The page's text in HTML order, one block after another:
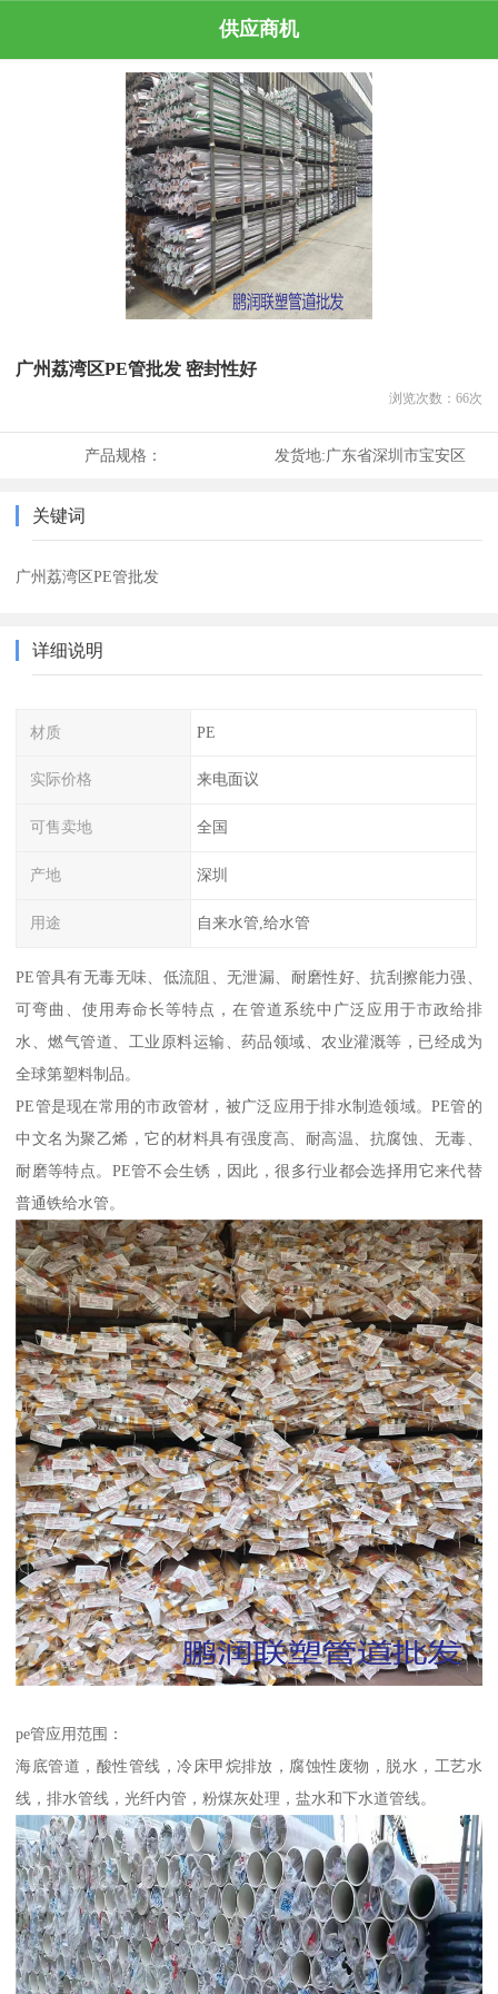
供应商机
广州荔湾区PE管批发 密封性好
浏览次数： 66次
产品规格： 发货地:广东省深圳市宝安区
关键词
广州荔湾区PE管批发
详细说明
材质 PE
实际价格 来电面议
可售卖地 全国
产地 深圳
用途 自来水管,给水管
PE管具有无毒无味、低流阻、无泄漏、耐磨性好、抗刮擦能力强、
可弯曲、使用寿命长等特点，在管道系统中广泛应用于市政给排
水、燃气管道、工业原料运输、药品领域、农业灌溉等，已经成为
全球第塑料制品。
PE管是现在常用的市政管材，被广泛应用于排水制造领域。PE管的
中文名为聚乙烯，它的材料具有强度高、耐高温、抗腐蚀、无毒、
耐磨等特点。PE管不会生锈，因此，很多行业都会选择用它来代替
普通铁给水管。
pe管应用范围：
海底管道，酸性管线，冷床甲烷排放，腐蚀性废物，脱水，工艺水
线，排水管线，光纤内管，粉煤灰处理，盐水和下水道管线。